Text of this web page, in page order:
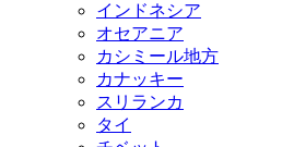
インドネシア
オセアニア
カシミール地方
カナッキー
スリランカ
タイ